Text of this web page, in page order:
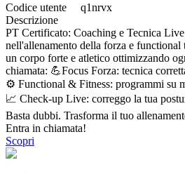
Codice utente
q1nrvx
Descrizione
PT Certificato: Coaching e Tecnica
nell'allenamento della forza e
un corpo forte e atletico ottimizzando
chiamata: 💪Focus Forza: tecnica
⚙️ Functional & Fitness: programmi su
📈 Check-up Live: correggo la tua
Basta dubbi. Trasforma il tuo
Entra in chiamata!
Scopri